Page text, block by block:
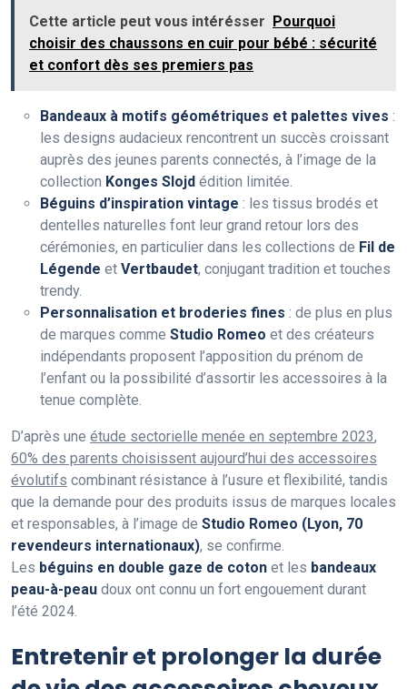
Cette article peut vous intérésser
Pourquoi
choisir des chaussons en cuir pour bébé : sécurité
et confort dès ses premiers pas
Bandeaux à motifs géométriques et palettes vives :
les designs audacieux rencontrent un succès croissant
auprès des jeunes parents connectés, à l’image de la
collection Konges Slojd édition limitée.
Béguins d’inspiration vintage : les tissus brodés et
dentelles naturelles font leur grand retour lors des
cérémonies, en particulier dans les collections de Fil de
Légende et Vertbaudet, conjugant tradition et touches
trendy.
Personnalisation et broderies fines : de plus en plus
de marques comme Studio Romeo et des créateurs
indépendants proposent l’apposition du prénom de
l’enfant ou la possibilité d’assortir les accessoires à la
tenue complète.
D’après une étude sectorielle menée en septembre 2023,
60% des parents choisissent aujourd’hui des accessoires
évolutifs combinant résistance à l’usure et flexibilité, tandis
que la demande pour des produits issus de marques locales
et responsables, à l’image de Studio Romeo (Lyon, 70
revendeurs internationaux), se confirme.
Les béguins en double gaze de coton et les bandeaux
peau-à-peau doux ont connu un fort engouement durant
l’été 2024.
Entretenir et prolonger la durée